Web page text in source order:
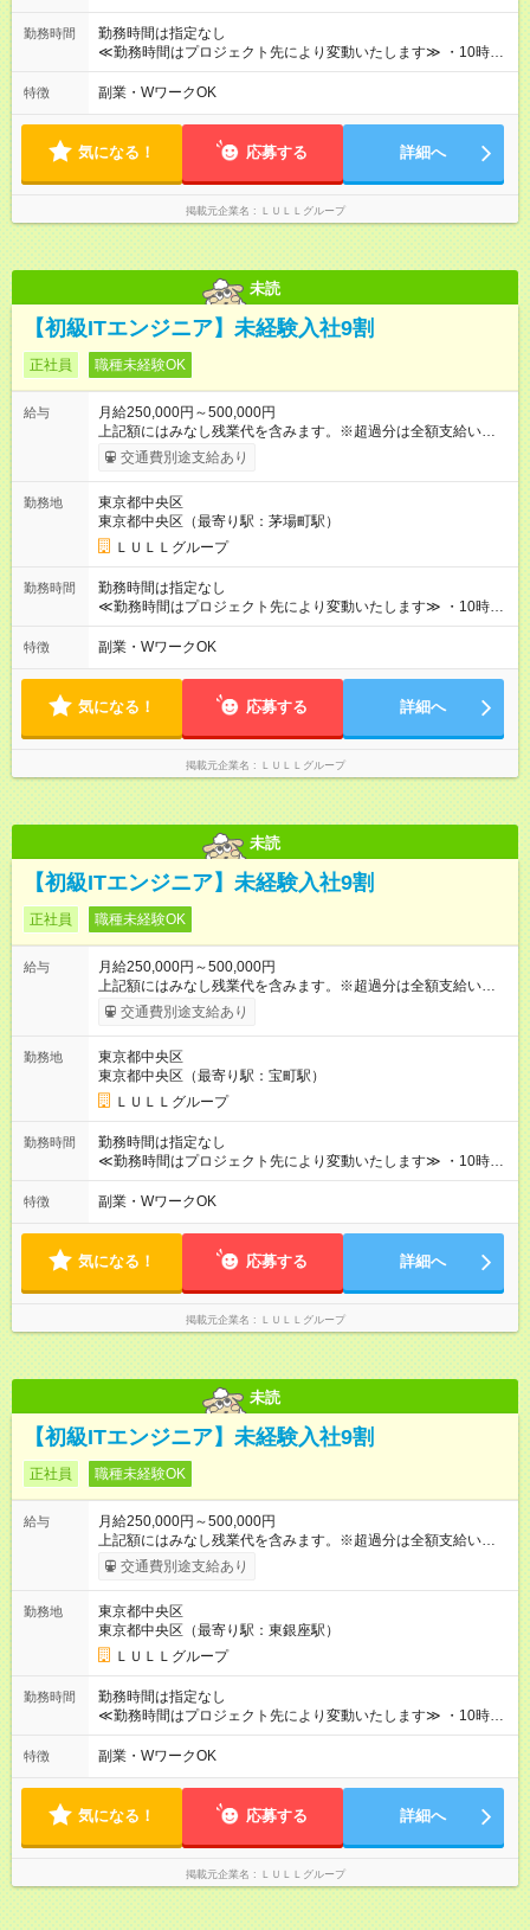
す！ ◎昇給年1回（研修終了後） ◎賞与年2回（2月・8月）＋業
績賞与あり ◤スキルアップも、収入アップも。◢ 入社後の成長
や頑張りは、しっかり給与で還元しています。 実際にほぼ全員
上アップした社員も。 エンジニアへの還元率は業界高水準の
87％。 スキルを磨いた分だけ、収入アップも目指せる環境で
す！ 【試用期間】試用期間あり 試用期間の長さ：6ヶ月 ※ 雇用
形態と給与に、本採用時と異なる部分があります。 雇用形態：
中途採用（契約社員） 給与：月給 230,000円以上 上記額にはみ
なし残業代を含みます。※超過分は全額支給いたします。 みな
別途支給いたします ※研修期間中（最大12ヶ月間）も、試用期
勤務時間
勤務時間は指定なし
≪勤務時間はプロジェクト先により変動いたします≫ ・10時00
分～19時00分（休憩1時間） ・9時00分～18時00分（休憩1時
間） ＼平日夜も、ちゃんと「自分時間」がつくれます／ 残業は
やサウナなど、 趣味の時間を楽しむ社員も多くいます◎
特徴 副業・WワークOK
気になる！ 応募する 詳細へ
掲載元企業名 ＬＵＬＬグループ
未読
【初級ITエンジニア】未経験入社9割
正社員 職種未経験OK
給与
月給250,000円～500,000円
上記額にはみなし残業代を含みます。※超過分は全額支給いたし
ます。 みなし残業代 21,675円／月 みなし残業時間 12時間／月 -
------------------------------------------------------- ≪経験者の方は以下と
万円～＋業績賞与＋交通費＋各種手当 ※固定残業代（30時間/6
万6，610円分）を含む。超過分は追加支給いたします 能力やス
キルを考慮し初任給を決定。経験者の方は前給考慮も可能で
す！ ◎昇給年1回（研修終了後） ◎賞与年2回（2月・8月）＋業
績賞与あり ◤スキルアップも、収入アップも。◢ 入社後の成長
や頑張りは、しっかり給与で還元しています。 実際にほぼ全員
上アップした社員も。 エンジニアへの還元率は業界高水準の
87％。 スキルを磨いた分だけ、収入アップも目指せる環境で
す！ 【試用期間】試用期間あり 試用期間の長さ：6ヶ月 ※ 雇用
形態と給与に、本採用時と異なる部分があります。 雇用形態：
中途採用（契約社員） 給与：月給 230,000円以上 上記額にはみ
なし残業代を含みます。※超過分は全額支給いたします。 みな
別途支給いたします ※研修期間中（最大12ヶ月間）も、試用期
交通費別途支給あり
勤務地
東京都中央区
東京都中央区（最寄り駅：茅場町駅）
ＬＵＬＬグループ
勤務時間
勤務時間は指定なし
≪勤務時間はプロジェクト先により変動いたします≫ ・10時00
分～19時00分（休憩1時間） ・9時00分～18時00分（休憩1時
間） ＼平日夜も、ちゃんと「自分時間」がつくれます／ 残業は
やサウナなど、 趣味の時間を楽しむ社員も多くいます◎
特徴 副業・WワークOK
気になる！ 応募する 詳細へ
掲載元企業名 ＬＵＬＬグループ
未読
【初級ITエンジニア】未経験入社9割
正社員 職種未経験OK
給与
月給250,000円～500,000円
上記額にはみなし残業代を含みます。※超過分は全額支給いたし
ます。 みなし残業代 21,675円／月 みなし残業時間 12時間／月 -
------------------------------------------------------- ≪経験者の方は以下と
万円～＋業績賞与＋交通費＋各種手当 ※固定残業代（30時間/6
万6，610円分）を含む。超過分は追加支給いたします 能力やス
キルを考慮し初任給を決定。経験者の方は前給考慮も可能で
す！ ◎昇給年1回（研修終了後） ◎賞与年2回（2月・8月）＋業
績賞与あり ◤スキルアップも、収入アップも。◢ 入社後の成長
や頑張りは、しっかり給与で還元しています。 実際にほぼ全員
上アップした社員も。 エンジニアへの還元率は業界高水準の
87％。 スキルを磨いた分だけ、収入アップも目指せる環境で
す！ 【試用期間】試用期間あり 試用期間の長さ：6ヶ月 ※ 雇用
形態と給与に、本採用時と異なる部分があります。 雇用形態：
中途採用（契約社員） 給与：月給 230,000円以上 上記額にはみ
なし残業代を含みます。※超過分は全額支給いたします。 みな
別途支給いたします ※研修期間中（最大12ヶ月間）も、試用期
交通費別途支給あり
勤務地
東京都中央区
東京都中央区（最寄り駅：宝町駅）
ＬＵＬＬグループ
勤務時間
勤務時間は指定なし
≪勤務時間はプロジェクト先により変動いたします≫ ・10時00
分～19時00分（休憩1時間） ・9時00分～18時00分（休憩1時
間） ＼平日夜も、ちゃんと「自分時間」がつくれます／ 残業は
やサウナなど、 趣味の時間を楽しむ社員も多くいます◎
特徴 副業・WワークOK
気になる！ 応募する 詳細へ
掲載元企業名 ＬＵＬＬグループ
未読
【初級ITエンジニア】未経験入社9割
正社員 職種未経験OK
給与
月給250,000円～500,000円
上記額にはみなし残業代を含みます。※超過分は全額支給いたし
ます。 みなし残業代 21,675円／月 みなし残業時間 12時間／月 -
------------------------------------------------------- ≪経験者の方は以下と
万円～＋業績賞与＋交通費＋各種手当 ※固定残業代（30時間/6
万6，610円分）を含む。超過分は追加支給いたします 能力やス
キルを考慮し初任給を決定。経験者の方は前給考慮も可能で
す！ ◎昇給年1回（研修終了後） ◎賞与年2回（2月・8月）＋業
績賞与あり ◤スキルアップも、収入アップも。◢ 入社後の成長
や頑張りは、しっかり給与で還元しています。 実際にほぼ全員
上アップした社員も。 エンジニアへの還元率は業界高水準の
87％。 スキルを磨いた分だけ、収入アップも目指せる環境で
す！ 【試用期間】試用期間あり 試用期間の長さ：6ヶ月 ※ 雇用
形態と給与に、本採用時と異なる部分があります。 雇用形態：
中途採用（契約社員） 給与：月給 230,000円以上 上記額にはみ
なし残業代を含みます。※超過分は全額支給いたします。 みな
別途支給いたします ※研修期間中（最大12ヶ月間）も、試用期
交通費別途支給あり
勤務地
東京都中央区
東京都中央区（最寄り駅：東銀座駅）
ＬＵＬＬグループ
勤務時間
勤務時間は指定なし
≪勤務時間はプロジェクト先により変動いたします≫ ・10時00
分～19時00分（休憩1時間） ・9時00分～18時00分（休憩1時
間） ＼平日夜も、ちゃんと「自分時間」がつくれます／ 残業は
やサウナなど、 趣味の時間を楽しむ社員も多くいます◎
特徴 副業・WワークOK
気になる！ 応募する 詳細へ
掲載元企業名 ＬＵＬＬグループ